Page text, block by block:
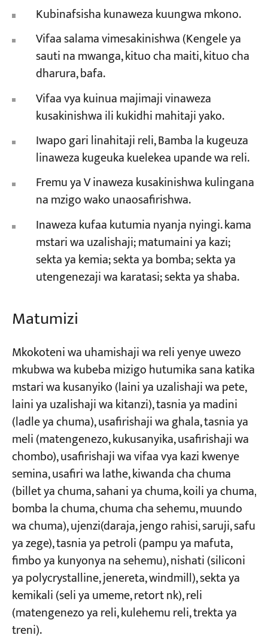
Kubinafsisha kunaweza kuungwa mkono.
Vifaa salama vimesakinishwa (Kengele ya
sauti na mwanga, kituo cha maiti, kituo cha
dharura, bafa.
Vifaa vya kuinua majimaji vinaweza
kusakinishwa ili kukidhi mahitaji yako.
Iwapo gari linahitaji reli, Bamba la kugeuza
linaweza kugeuka kuelekea upande wa reli.
Fremu ya V inaweza kusakinishwa kulingana
na mzigo wako unaosafirishwa.
Inaweza kufaa kutumia nyanja nyingi. kama
mstari wa uzalishaji; matumaini ya kazi;
sekta ya kemia; sekta ya bomba; sekta ya
utengenezaji wa karatasi; sekta ya shaba.
Matumizi
Mkokoteni wa uhamishaji wa reli yenye uwezo
mkubwa wa kubeba mizigo hutumika sana katika
mstari wa kusanyiko (laini ya uzalishaji wa pete,
laini ya uzalishaji wa kitanzi), tasnia ya madini
(ladle ya chuma), usafirishaji wa ghala, tasnia ya
meli (matengenezo, kukusanyika, usafirishaji wa
chombo), usafirishaji wa vifaa vya kazi kwenye
semina, usafiri wa lathe, kiwanda cha chuma
(billet ya chuma, sahani ya chuma, koili ya chuma,
bomba la chuma, chuma cha sehemu, muundo
wa chuma), ujenzi(daraja, jengo rahisi, saruji, safu
ya zege), tasnia ya petroli (pampu ya mafuta,
fimbo ya kunyonya na sehemu), nishati (siliconi
ya polycrystalline, jenereta, windmill), sekta ya
kemikali (seli ya umeme, retort nk), reli
(matengenezo ya reli, kulehemu reli, trekta ya
treni).